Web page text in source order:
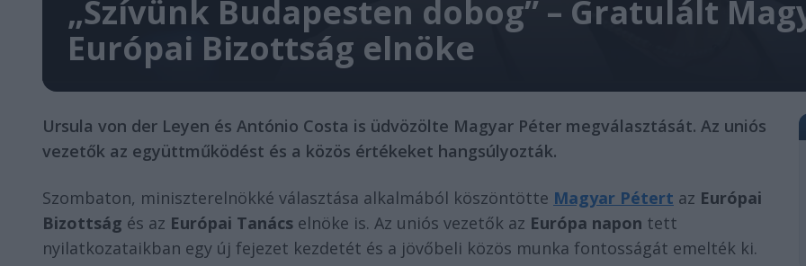
„Szívünk Budapesten dobog” – Gratulált
Európai Bizottság elnöke
Ursula von der Leyen és António Costa is üdvözölte Magyar Péter megválasztását. Az uniós
vezetők az együttműködést és a közös értékeket hangsúlyozták.
Szombaton, miniszterelnökké választása alkalmából köszöntötte Magyar Pétert az Európai
Bizottság és az Európai Tanács elnöke is. Az uniós vezetők az Európa napon tett
nyilatkozataikban egy új fejezet kezdetét és a jövőbeli közös munka fontosságát emelték ki.